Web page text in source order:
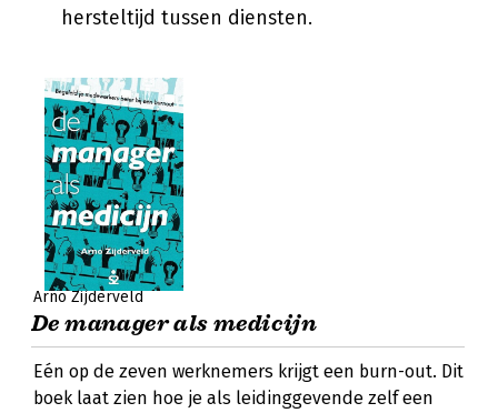
hersteltijd tussen diensten.
Arno Zijderveld
De manager als medicijn
Eén op de zeven werknemers krijgt een burn-out. Dit
boek laat zien hoe je als leidinggevende zelf een